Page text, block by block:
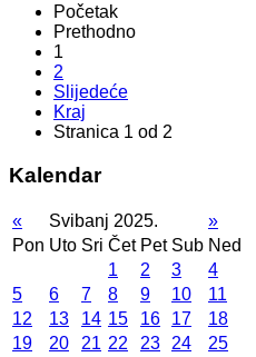
Početak
Prethodno
1
2
Slijedeće
Kraj
Stranica 1 od 2
Kalendar
« Svibanj 2025.
»
Pon Uto Sri Čet Pet Sub Ned
1
2 3
4
5
6 7 8 9 10
11
12
13 14 15 16 17
18
19
20 21 22 23 24
25